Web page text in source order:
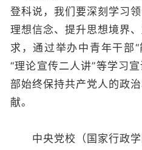
登科说，我们要深刻学习
理想信念、提升思想境界
求，通过举办中青年干部“
“理论宣传二人讲”等学习
部始终保持共产党人的政
献。
中央党校（国家行政学